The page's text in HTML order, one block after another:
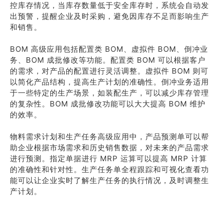
控库存情况，当库存数量低于安全库存时，系统会自动发
出预警，提醒企业及时采购，避免因库存不足而影响生产
和销售。
BOM 高级应用包括配置类 BOM、虚拟件 BOM、倒冲业
务、BOM 成批修改等功能。配置类 BOM 可以根据客户
的需求，对产品的配置进行灵活调整。虚拟件 BOM 则可
以简化产品结构，提高生产计划的准确性。倒冲业务适用
于一些特定的生产场景，如装配生产，可以减少库存管理
的复杂性。BOM 成批修改功能可以大大提高 BOM 维护
的效率。
物料需求计划和生产任务高级应用中，产品预测单可以帮
助企业根据市场需求和历史销售数据，对未来的产品需求
进行预测。指定单据进行 MRP 运算可以提高 MRP 计算
的准确性和针对性。生产任务单全程跟踪和可视化查看功
能可以让企业实时了解生产任务的执行情况，及时调整生
产计划。